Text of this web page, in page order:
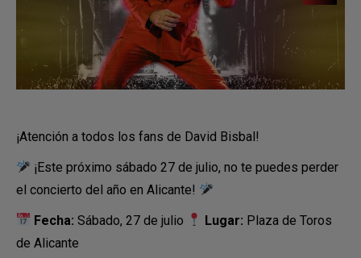
¡Atención a todos los fans de David Bisbal!
¡Este próximo sábado 27 de julio, no te puedes perder
el concierto del año en Alicante!
Fecha: Sábado, 27 de julio Lugar: Plaza de Toros
de Alicante